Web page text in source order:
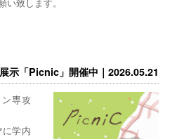
展示「Picnic」開催中｜2026.05.21
専攻
学内